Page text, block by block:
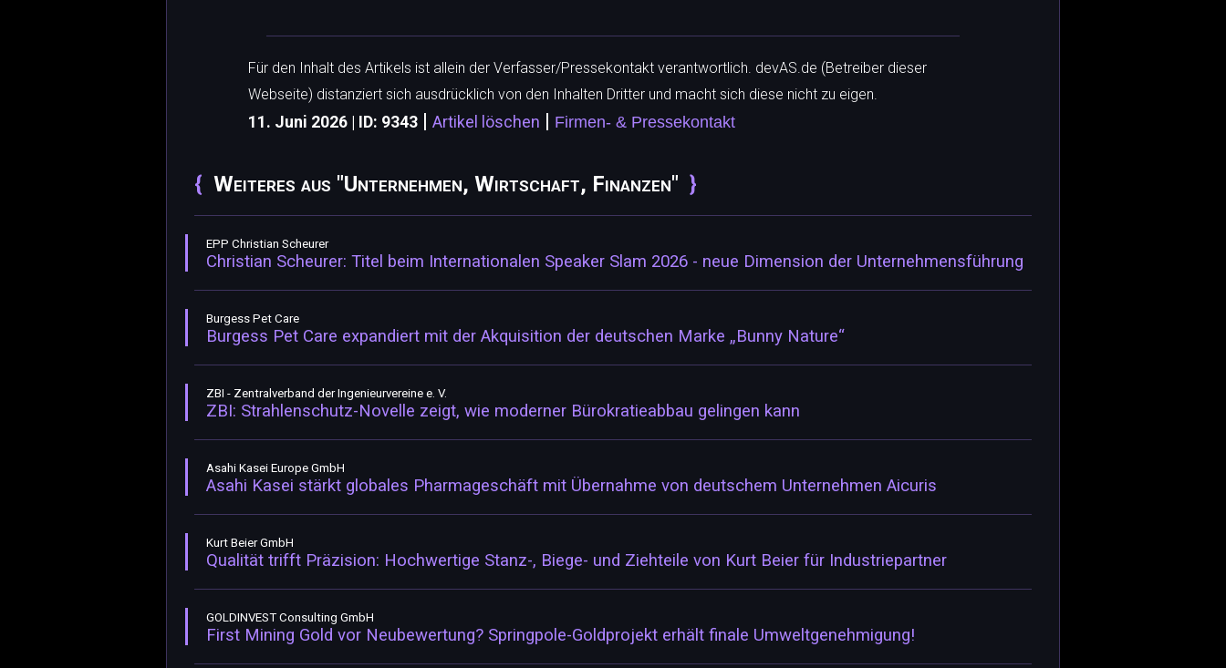
Für den Inhalt des Artikels ist allein der Verfasser/Pressekontakt verantwortlich. devAS.de (Betreiber dieser
Webseite) distanziert sich ausdrücklich von den Inhalten Dritter und macht sich diese nicht zu eigen.
11. Juni 2026 | ID: 9343 | Artikel löschen | Firmen- & Pressekontakt
Weiteres aus "Unternehmen, Wirtschaft, Finanzen"
EPP Christian Scheurer
Christian Scheurer: Titel beim Internationalen Speaker Slam 2026 - neue Dimension der Unternehmensführung
Burgess Pet Care
Burgess Pet Care expandiert mit der Akquisition der deutschen Marke „Bunny Nature“
ZBI - Zentralverband der Ingenieurvereine e. V.
ZBI: Strahlenschutz-Novelle zeigt, wie moderner Bürokratieabbau gelingen kann
Asahi Kasei Europe GmbH
Asahi Kasei stärkt globales Pharmageschäft mit Übernahme von deutschem Unternehmen Aicuris
Kurt Beier GmbH
Qualität trifft Präzision: Hochwertige Stanz-, Biege- und Ziehteile von Kurt Beier für Industriepartner
GOLDINVEST Consulting GmbH
First Mining Gold vor Neubewertung? Springpole-Goldprojekt erhält finale Umweltgenehmigung!